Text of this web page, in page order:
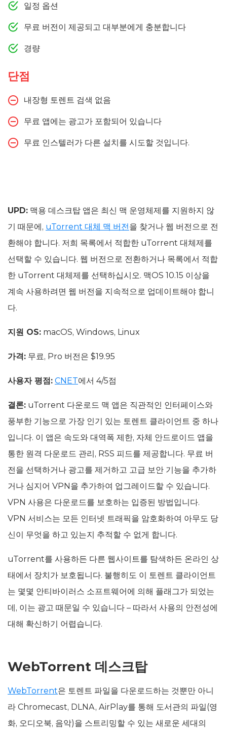
일정 옵션
무료 버전이 제공되고 대부분에게 충분합니다
경량
단점
내장형 토렌트 검색 없음
무료 앱에는 광고가 포함되어 있습니다
무료 인스텔러가 다른 설치를 시도할 것입니다.
UPD: 맥용 데스크탑 앱은 최신 맥 운영체제를 지원하지 않
기 때문에, uTorrent 대체 맥 버전을 찾거나 웹 버전으로 전
환해야 합니다. 저희 목록에서 적합한 uTorrent 대체제를
선택할 수 있습니다. 웹 버전으로 전환하거나 목록에서 적합
한 uTorrent 대체제를 선택하십시오. 맥OS 10.15 이상을
계속 사용하려면 웹 버전을 지속적으로 업데이트해야 합니
다.
지원 OS: macOS, Windows, Linux
가격: 무료, Pro 버전은 $19.95
사용자 평점: CNET에서 4/5점
결론: uTorrent 다운로드 맥 앱은 직관적인 인터페이스와
풍부한 기능으로 가장 인기 있는 토렌트 클라이언트 중 하나
입니다. 이 앱은 속도와 대역폭 제한, 자체 안드로이드 앱을
통한 원격 다운로드 관리, RSS 피드를 제공합니다. 무료 버
전을 선택하거나 광고를 제거하고 고급 보안 기능을 추가하
거나 심지어 VPN을 추가하여 업그레이드할 수 있습니다.
VPN 사용은 다운로드를 보호하는 입증된 방법입니다.
VPN 서비스는 모든 인터넷 트래픽을 암호화하여 아무도 당
신이 무엇을 하고 있는지 추적할 수 없게 합니다.
uTorrent를 사용하든 다른 웹사이트를 탐색하든 온라인 상
태에서 장치가 보호됩니다. 불행히도 이 토렌트 클라이언트
는 몇몇 안티바이러스 소프트웨어에 의해 플래그가 되었는
데, 이는 광고 때문일 수 있습니다 – 따라서 사용의 안전성에
대해 확신하기 어렵습니다.
WebTorrent 데스크탑
WebTorrent은 토렌트 파일을 다운로드하는 것뿐만 아니
라 Chromecast, DLNA, AirPlay를 통해 도서관의 파일(영
화, 오디오북, 음악)을 스트리밍할 수 있는 새로운 세대의